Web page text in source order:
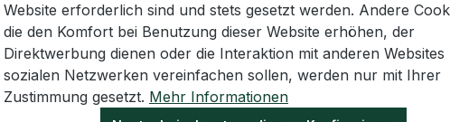
- 51% - 40%
Website erforderlich sind und stets gesetzt werden. Andere
die den Komfort bei Benutzung dieser Website erhöhen, der
Direktwerbung dienen oder die Interaktion mit anderen Websites
sozialen Netzwerken vereinfachen sollen, werden nur mit Ihrer
Zustimmung gesetzt. Mehr Informationen
nf77 es
nf77 fr
nf77 hr